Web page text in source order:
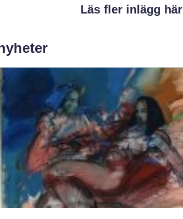
Läs fler inlägg här